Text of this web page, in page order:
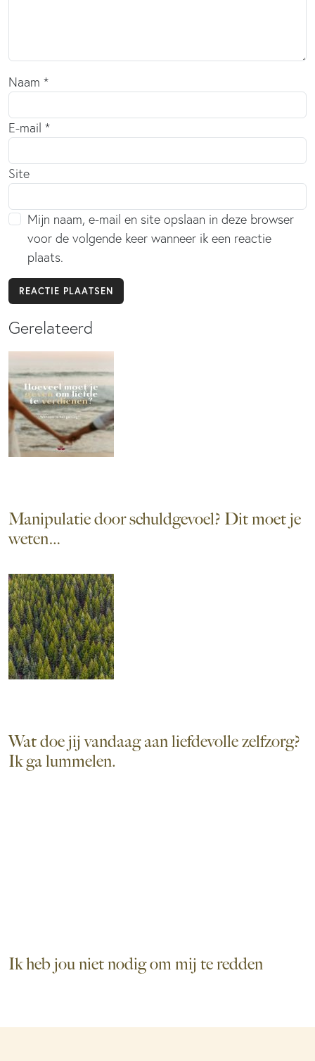
Naam *
E-mail *
Site
Mijn naam, e-mail en site opslaan in deze browser
voor de volgende keer wanneer ik een reactie
plaats.
Gerelateerd
Manipulatie door schuldgevoel? Dit moet je
weten…
Wat doe jij vandaag aan liefdevolle zelfzorg?
Ik ga lummelen.
Ik heb jou niet nodig om mij te redden